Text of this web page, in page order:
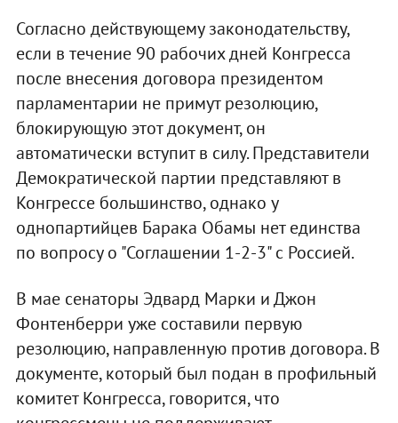
Согласно действующему законодательству,
если в течение 90 рабочих дней Конгресса
после внесения договора президентом
парламентарии не примут резолюцию,
блокирующую этот документ, он
автоматически вступит в силу. Представители
Демократической партии представляют в
Конгрессе большинство, однако у
однопартийцев Барака Обамы нет единства
по вопросу о "Соглашении 1-2-3" с Россией.
В мае сенаторы Эдвард Марки и Джон
Фонтенберри уже составили первую
резолюцию, направленную против договора. В
документе, который был подан в профильный
комитет Конгресса, говорится, что